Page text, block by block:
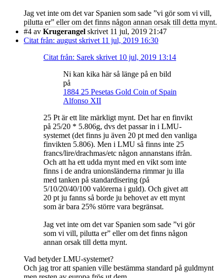
Jag vet inte om det var Spanien som sade ”vi gör som vi vill,
pilutta er” eller om det finns någon annan orsak till detta mynt.
#4 av Krugerangel skrivet 11 jul, 2019 21:47
Citat från: august skrivet 11 jul, 2019 16:30
Citat från: Sarek skrivet 10 jul, 2019 13:14
Ni kan kika här så länge på en bild
på
1884 25 Pesetas Gold Coin of Spain
Alfonso XII
25 Pt är ett lite märkligt mynt. Det har en finvikt
på 25/20 * 5.806g, dvs det passar in i LMU-
systemet (det finns ju även 20 pt med den vanliga
finvikten 5.806). Men i LMU så finns inte 25
francs/lire/drachmas/etc någon annanstans ifrån.
Och att ha ett udda mynt med en vikt som inte
finns i de andra unionsländerna rimmar ju illa
med tanken på standardisering (på
5/10/20/40/100 valörerna i guld). Och givet att
20 pt ju fanns så borde ju behovet av ett mynt
som är bara 25% större vara begränsat.
Jag vet inte om det var Spanien som sade ”vi gör
som vi vill, pilutta er” eller om det finns någon
annan orsak till detta mynt.
Vad betyder LMU-systemet?
Och jag tror att spanien ville bestämma standard på guldmynt